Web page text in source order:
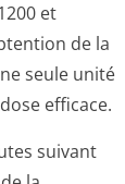
et
de la
seule unité
efficace.
suivant